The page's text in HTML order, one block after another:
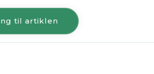
til artiklen